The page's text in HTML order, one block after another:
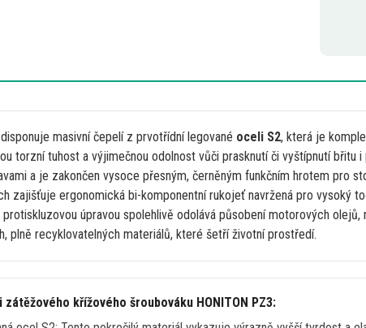
masivní čepelí z prvotřídní legované oceli S2, která je
torzní tuhost a výjimečnou odolnost vůči prasknutíči vyštípnutí břitu i
a je zakončen vysoce přesným, černěným funkčním hrotem pro
zajišťuje ergonomická bi-komponentní rukojeť navržená pro vysoký
protiskluzovou úpravou spolehlivě odolává působení motorových olejů,
plně recyklovatelných materiálů, které šetří životní prostředí.
křížového šroubováku HONITON PZ3: